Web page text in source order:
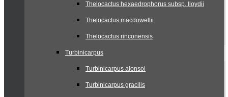
Thelocactus hexaedrophorus subsp. lloydii
Thelocactus macdowellii
Thelocactus rinconensis
Turbinicarpus
Turbinicarpus alonsoi
Turbinicarpus gracilis